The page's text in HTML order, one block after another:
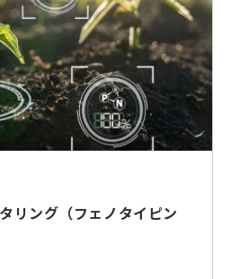
リング（フェノタイピン